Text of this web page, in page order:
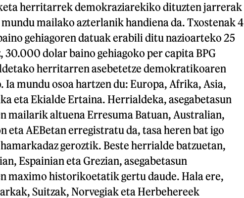
herritarrek demokraziarekiko dituzten jarrerak
mailako azterlanik handiena da. Txostenak 4
gehiagoren datuak erabili ditu nazioarteko 25
30.000 dolar baino gehiagoko per capita BPG
herritarren asebetetze demokratikoaren
Ia mundu osoa hartzen du: Europa, Afrika, Asia,
eta Ekialde Ertaina. Herrialdeka, asegabetasun
mailarik altuena Erresuma Batuan, Australian,
eta AEBetan erregistratu da, tasa heren bat igo
geroztik. Beste herrialde batzuetan,
Espainian eta Grezian, asegabetasun
maximo historikoetatik gertu daude. Hala ere,
Suitzak, Norvegiak eta Herbehereek